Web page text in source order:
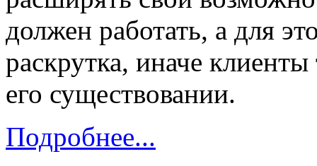
должен работать, а для
раскрутка, иначе
его существовании.
Подробнее...